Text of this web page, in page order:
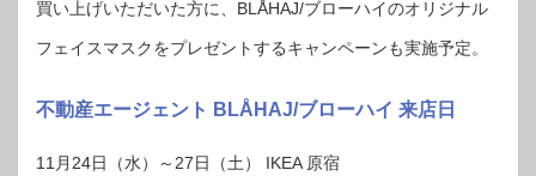
買い上げいただいた方に、BLÅHAJ/ブローハイのオリジナル
フェイスマスクをプレゼントするキャンペーンも実施予定。
不動産エージェント BLÅHAJ/ブローハイ 来店日
11月24日（水）～27日（土） IKEA 原宿